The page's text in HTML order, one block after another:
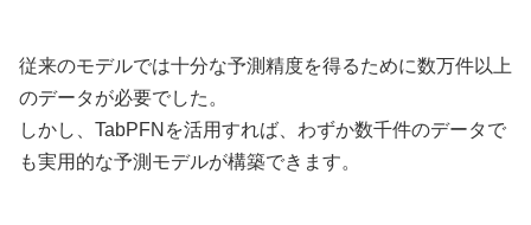
従来のモデルでは十分な予測精度を得るために数万件以上
のデータが必要でした。
しかし、TabPFNを活用すれば、わずか数千件のデータで
も実用的な予測モデルが構築できます。